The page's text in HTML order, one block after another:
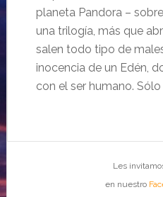
planeta Pandora –
una trilogía, más que
salen todo tipo de
inocencia de un Edén,
con el ser humano. Sólo
Les
en nuestro